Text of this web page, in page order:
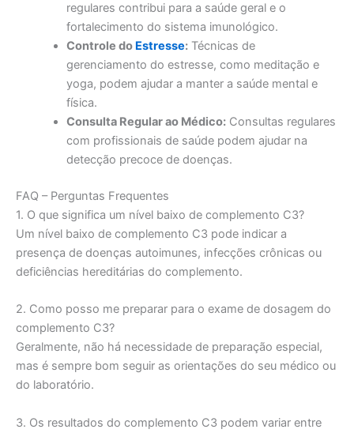
regulares contribui para a saúde geral e o
fortalecimento do sistema imunológico.
Controle do Estresse:Técnicas de
gerenciamento do estresse, como meditação e
yoga, podem ajudar a manter a saúde mental e
física.
Consulta Regular ao Médico:Consultas regulares
com profissionais de saúde podem ajudar na
detecção precoce de doenças.
FAQ – Perguntas Frequentes
1. O que significa um nível baixo de complemento C3?
Um nível baixo de complemento C3 pode indicar a
presença de doenças autoimunes, infecções crônicas ou
deficiências hereditárias do complemento.
2. Como posso me preparar para o exame de dosagem do
complemento C3?
Geralmente, não há necessidade de preparação especial,
mas é sempre bom seguir as orientações do seu médico ou
do laboratório.
3. Os resultados do complemento C3 podem variar entre